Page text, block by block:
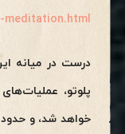
درست در میانه
پلوتو،